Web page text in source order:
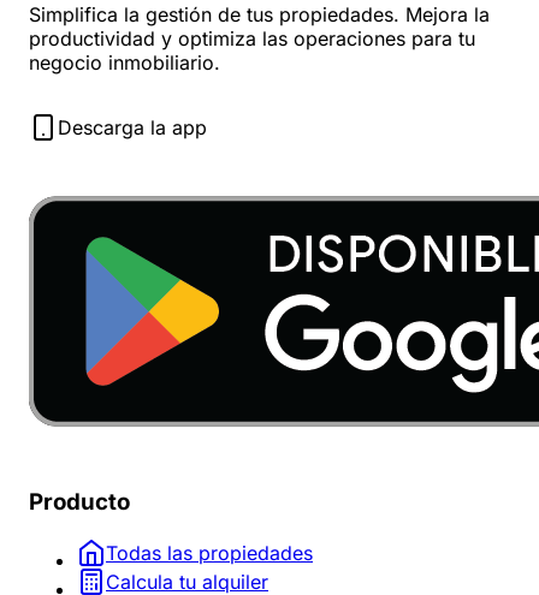
Simplifica la gestión de tus propiedades. Mejora la
productividad y optimiza las operaciones para tu
negocio inmobiliario.
Descarga la app
Producto
Todas las propiedades
Calcula tu alquiler